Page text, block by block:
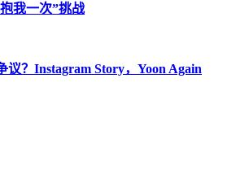
我一次”挑战
议？Instagram Story，Yoon Again